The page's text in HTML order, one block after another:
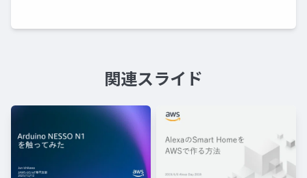
関連スライド